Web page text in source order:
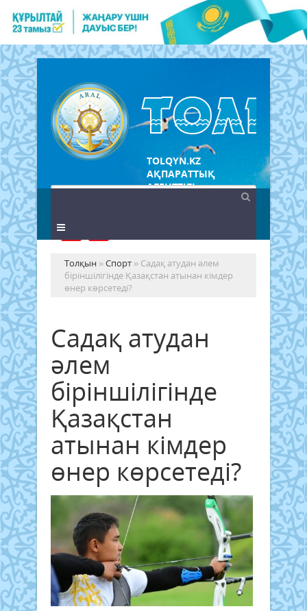
TOLQYN.KZ
АҚПАРАТТЫҚ
АГЕНТТІГІ
Толқын »Спорт » Садақ атудан әлем
біріншілігінде Қазақстан атынан кімдер
өнер көрсетеді?
Садақ атудан
әлем
біріншілігінде
Қазақстан
атынан кімдер
өнер көрсетеді?